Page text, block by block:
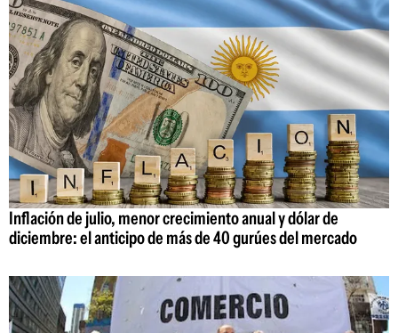
Inflación de julio, menor crecimiento anual y dólar de
diciembre: el anticipo de más de 40 gurúes del mercado